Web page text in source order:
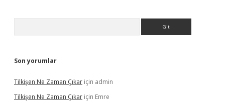
Son yorumlar
Tilkişen Ne Zaman Çıkar için admin
Tilkişen Ne Zaman Çıkar için Emre